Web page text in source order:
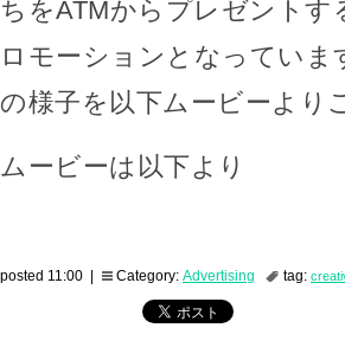
ちをATMからプレゼント
ロモーションとなってい
の様子を以下ムービーより
ムービーは以下より
posted 11:00 | Category: Advertising tag: